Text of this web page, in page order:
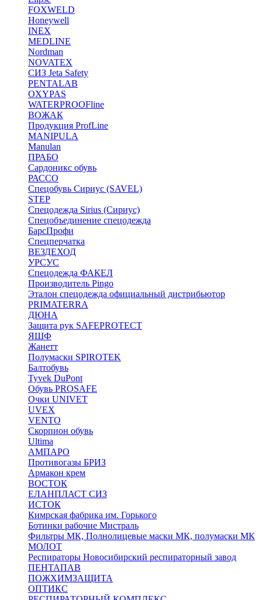
FOXWELD
Honeywell
INEX
MEDLINE
Nordman
NOVATEX
СИЗ Jeta Safety
PENTALAB
OXYPAS
WATERPROOFline
ВОЖАК
Продукция ProfLine
MANIPULA
Manulan
ПРАБО
Сардоникс обувь
РАССО
Спецобувь Сириус (SAVEL)
STEP
Спецодежда Sirius (Сириус)
Спецобъединение спецодежда
БарсПрофи
Спецперчатка
ВЕЗДЕХОД
УРСУС
Спецодежда ФАКЕЛ
Производитель Pingo
Эталон спецодежда официальный дистрибьютор
PRIMATERRA
ДЮНА
Защита рук SAFEPROTECT
ЯШФ
Жанетт
Полумаски SPIROTEK
Балтобувь
Tyvek DuPont
Обувь PROSAFE
Очки UNIVET
UVEX
VENTO
Скорпион обувь
Ultima
АМПАРО
Противогазы БРИЗ
Армакон крем
ВОСТОК
ЕЛАНПЛАСТ СИЗ
ИСТОК
Кимрская фабрика им. Горького
Ботинки рабочие Мистраль
Фильтры МК, Полнолицевые маски МК, полумаски МК
МОЛОТ
Респираторы Новосибирский респираторный завод
ПЕНТАПАВ
ПОЖХИМЗАЩИТА
ОПТИКС